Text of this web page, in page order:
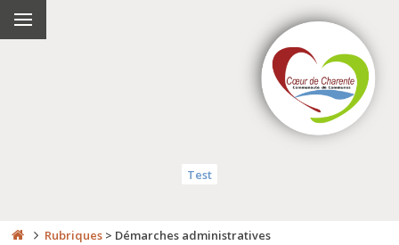
Test
Rubriques > Démarches administratives